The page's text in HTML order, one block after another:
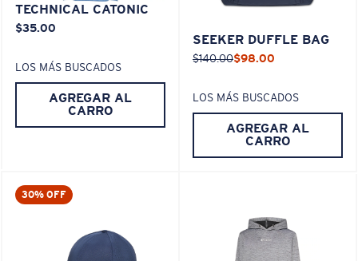
TECHNICAL CATONIC
$35.00
LOS MÁS BUSCADOS
AGREGAR AL
CARRO
SEEKER DUFFLE BAG
$140.00$98.00
LOS MÁS BUSCADOS
AGREGAR AL
CARRO
30% OFF